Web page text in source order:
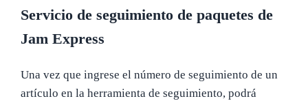
Servicio de seguimiento de paquetes de
Jam Express
Una vez que ingrese el número de seguimiento de un
artículo en la herramienta de seguimiento, podrá